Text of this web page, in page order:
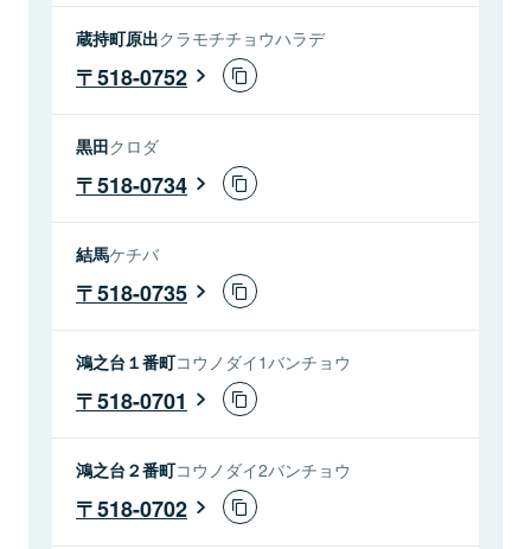
蔵持町原出クラモチチョウハラデ
518-0752
黒田クロダ
518-0734
結馬ケチバ
518-0735
鴻之台１番町コウノダイ1バンチョウ
518-0701
鴻之台２番町コウノダイ2バンチョウ
518-0702